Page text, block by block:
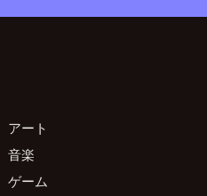
アート
音楽
ゲーム